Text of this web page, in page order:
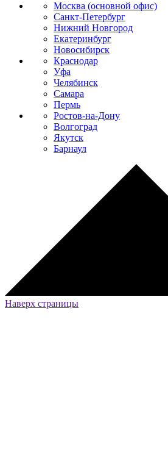
Москва (основной офис)
Санкт-Петербург
Нижний Новгород
Екатеринбург
Новосибирск
Краснодар
Уфа
Челябинск
Самара
Пермь
Ростов-на-Дону
Волгоград
Якутск
Барнаул
Наверх страницы